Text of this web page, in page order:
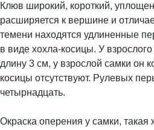
Клюв широкий, короткий,
расширяется к вершине и
темени находятся удлиненные
в виде хохла-косицы. У
длину 3 см, у взрослой самки он
косицы отсутствуют. Рулевых
четырнадцать.
Окраска оперения у самки, такая